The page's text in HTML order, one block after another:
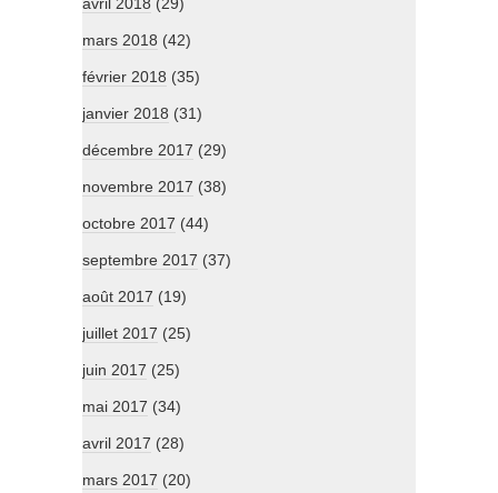
avril 2018 (29)
mars 2018 (42)
février 2018 (35)
janvier 2018 (31)
décembre 2017 (29)
novembre 2017 (38)
octobre 2017 (44)
septembre 2017 (37)
août 2017 (19)
juillet 2017 (25)
juin 2017 (25)
mai 2017 (34)
avril 2017 (28)
mars 2017 (20)